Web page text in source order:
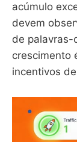
acúmulo
devem
de palavras-
crescimento
incentivos